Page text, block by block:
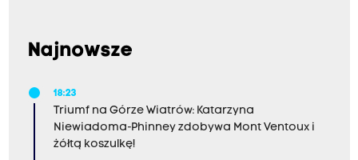
Najnowsze
18:23
Triumf na Górze Wiatrów: Katarzyna
Niewiadoma-Phinney zdobywa Mont Ventoux i
żółtą koszulkę!